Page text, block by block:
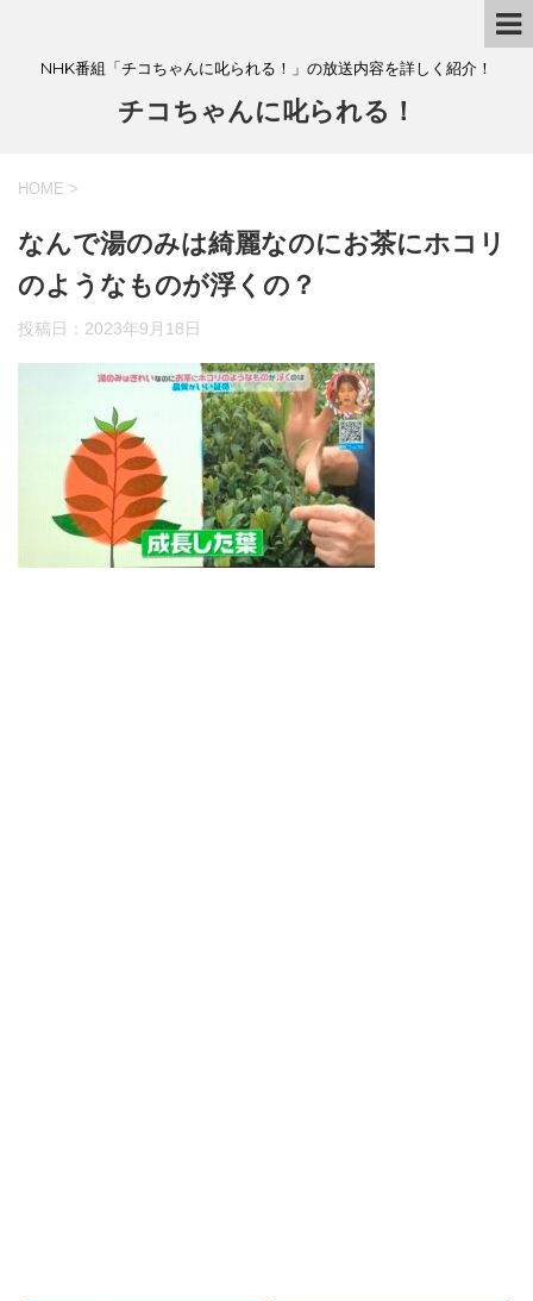
NHK番組「チコちゃんに叱られる！」の放送内容を詳しく紹介！
チコちゃんに叱られる！
HOME >
なんで湯のみは綺麗なのにお茶にホコリ
のようなものが浮くの？
投稿日： 2023年9月18日